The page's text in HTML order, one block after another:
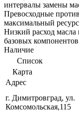
интервалы замены
Превосходные
максимальный
Низкий расход масла
базовых
Наличие
Список
Карта
Адрес
г. Димитровград, ул.
Комсомольская,115